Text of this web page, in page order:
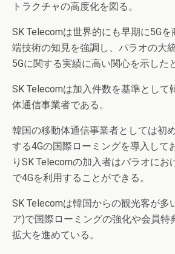
トラクチャの高度化を図る。
SK Telecomは世界的にも早期に5G
端技術の知見を強調し、パラオの大
5Gに関する実績に高い関心を示した
SK Telecomは加入件数を基準として
体通信事業者である。
韓国の移動体通信事業者としては初
する4Gの国際ローミングを導入して
りSK Telecomの加入者はパラオにお
で4Gを利用することができる。
SK Telecomは韓国からの観光客が多
ア)で国際ローミングの強化や会員特
拡大を進めている。